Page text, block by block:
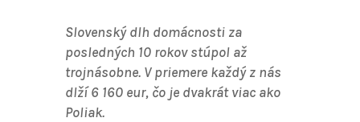
Slovenský dlh domácnosti za
posledných 10 rokov stúpol až
trojnásobne. V priemere každý z nás
dlží 6 160 eur, čo je dvakrát viac ako
Poliak.